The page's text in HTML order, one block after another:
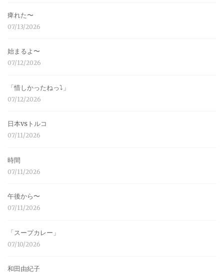
痺れた〜
07/13/2026
始まるよ〜
07/12/2026
「惜しかったねっ⤵︎」
07/12/2026
日本vsトルコ
07/11/2026
時間
07/11/2026
午後から〜
07/11/2026
「スープカレー」
07/10/2026
和田由紀子